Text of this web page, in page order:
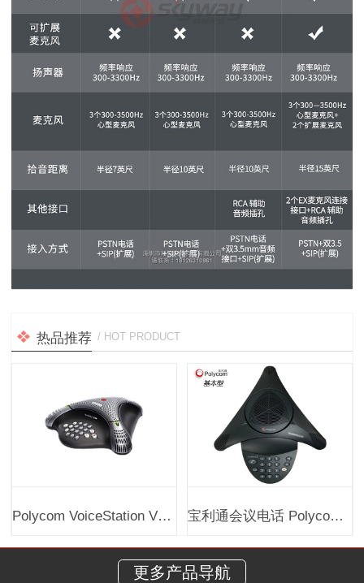
热品推荐 / HOT PRODUCT
Polycom VoiceStation VS300小型会议电话 宝利通会议电话 Polycom SoundStation 2 基本型
更多产品导航